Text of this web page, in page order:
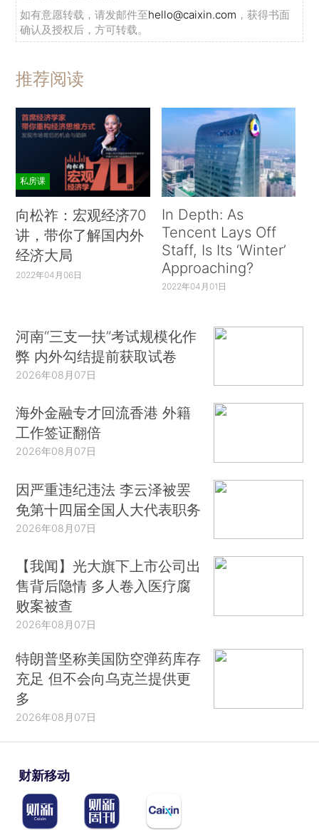
如有意愿转载，请发邮件至hello@caixin.com ，获得书面
确认及授权后，方可转载。
推荐阅读
私房课
向松祚：宏观经济70
讲，带你了解国内外
经济大局
2022年04月06日
In Depth: As
Tencent Lays Off
Staff, Is Its ‘Winter’
Approaching?
2022年04月01日
河南“三支一扶”考试规模化作
弊 内外勾结提前获取试卷
2026年08月07日
海外金融专才回流香港 外籍
工作签证翻倍
2026年08月07日
因严重违纪违法 李云泽被罢
免第十四届全国人大代表职务
2026年08月07日
【我闻】光大旗下上市公司出
售背后隐情 多人卷入医疗腐
败案被查
2026年08月07日
特朗普坚称美国防空弹药库存
充足 但不会向乌克兰提供更
多
2026年08月07日
财新移动